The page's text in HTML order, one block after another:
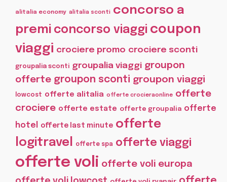
alitalia economy alitalia sconti concorso a
premi concorso viaggi coupon
viaggi crociere promo crociere sconti
groupalia sconti groupalia viaggi groupon
offerte groupon sconti groupon viaggi
lowcost offerte alitalia offerte crocieraonline offerte
crociere offerte estate offerte groupalia offerte
hotel
offerte last minute offerte
logitravel offerte spa offerte viaggi
offerte voli offerte voli europa